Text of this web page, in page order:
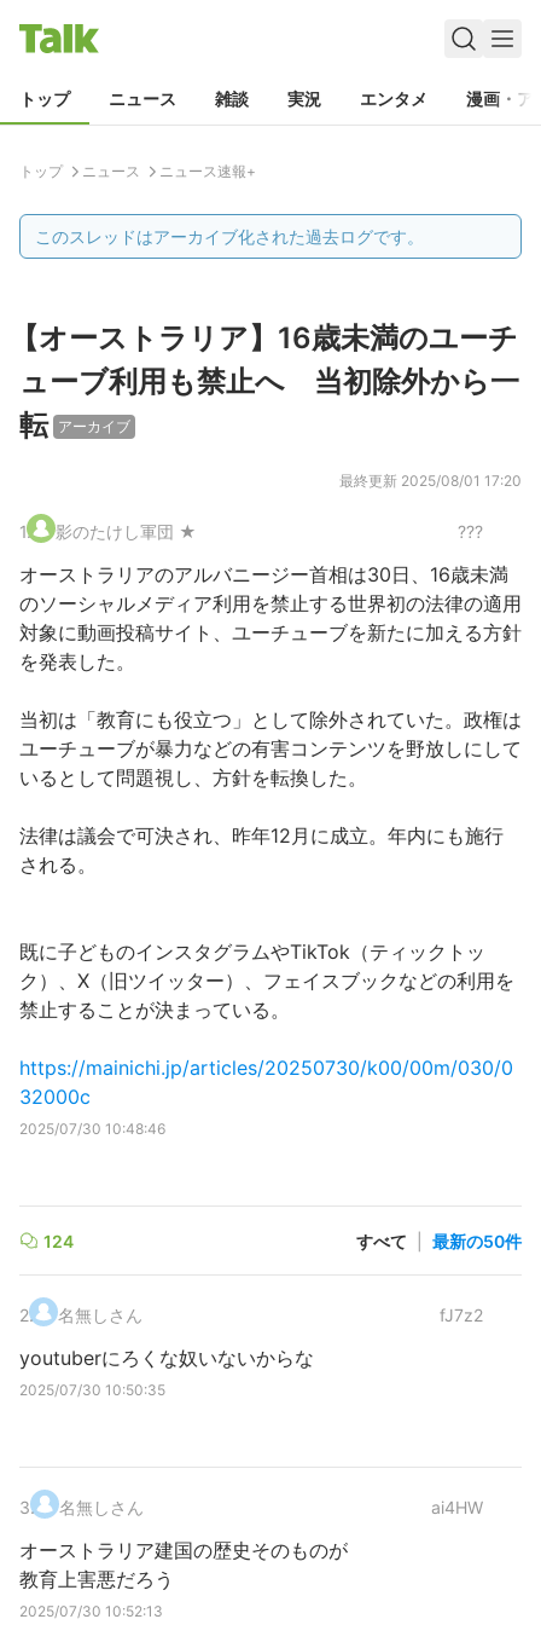
トップ ニュース 雑談 実況 エンタメ 漫画・ア
トップ ニュース ニュース速報+
このスレッドはアーカイブ化された過去ログです。
【オーストラリア】16歳未満のユーチ
ューブ利用も禁止へ 当初除外から一
転 アーカイブ
最終更新 2025/08/01 17:20
1. 影のたけし軍団 ★ ???
オーストラリアのアルバニージー首相は30日、16歳未満
のソーシャルメディア利用を禁止する世界初の法律の適用
対象に動画投稿サイト、ユーチューブを新たに加える方針
を発表した。
当初は「教育にも役立つ」として除外されていた。政権は
ユーチューブが暴力などの有害コンテンツを野放しにして
いるとして問題視し、方針を転換した。
法律は議会で可決され、昨年12月に成立。年内にも施行
される。
既に子どものインスタグラムやTikTok（ティックトッ
ク）、X（旧ツイッター）、フェイスブックなどの利用を
禁止することが決まっている。
https://mainichi.jp/articles/20250730/k00/00m/030/0
32000c
2025/07/30 10:48:46
124 すべて 最新の50件
2. 名無しさん fJ7z2
youtuberにろくな奴いないからな
2025/07/30 10:50:35
3. 名無しさん ai4HW
オーストラリア建国の歴史そのものが
教育上害悪だろう
2025/07/30 10:52:13